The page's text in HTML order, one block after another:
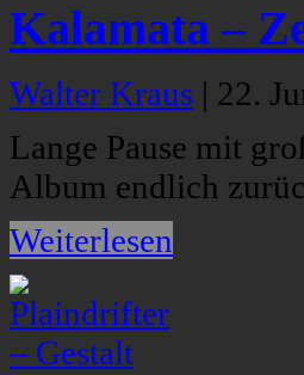
Kalamata –
Walter Kraus | 22.
Lange Pause mit
Album endlich
Weiterlesen